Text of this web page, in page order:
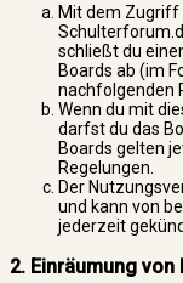
Mit dem Zugriff
schließt du
Boards ab (im
nachfolgenden
Wenn du mit
darfst du das
Boards gelten
Regelungen.
Der
und kann von
jederzeit
2. Einräumung